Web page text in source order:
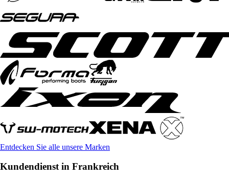
Entdecken Sie alle unsere Marken
Kundendienst in Frankreich